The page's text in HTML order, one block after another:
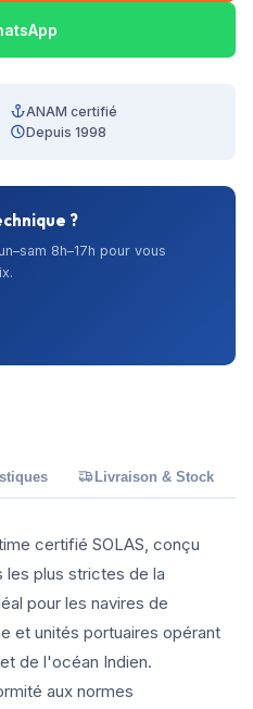
ANAM certifié
Depuis 1998
?
8h–17h pour vous
Livraison & Stock
certifié SOLAS, conçu
les plus strictes de la
pour les navires de
et unités portuaires opérant
de l'océan Indien.
aux normes